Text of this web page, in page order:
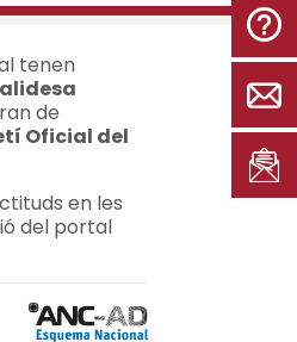
tenen
de
Oficial del
en les
del portal